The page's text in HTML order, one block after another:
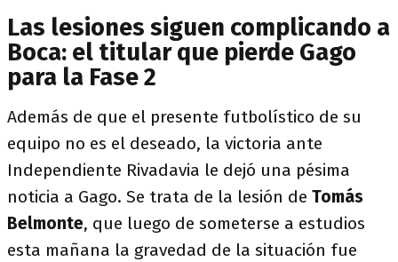
Las lesiones siguen complicando a
Boca: el titular que pierde Gago
para la Fase 2
Además de que el presente futbolístico de su
equipo no es el deseado, la victoria ante
Independiente Rivadavia le dejó una pésima
noticia a Gago. Se trata de la lesión de Tomás
Belmonte, que luego de someterse a estudios
esta mañana la gravedad de la situación fue